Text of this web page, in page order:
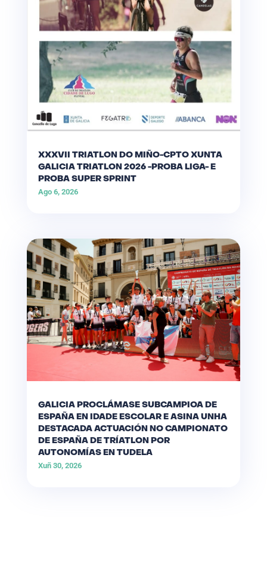
XXXVII TRIATLON DO MIÑO-CPTO XUNTA
GALICIA TRIATLON 2026 -PROBA LIGA- E
PROBA SUPER SPRINT
Ago 6, 2026
GALICIA PROCLÁMASE SUBCAMPIOA DE
ESPAÑA EN IDADE ESCOLAR E ASINA UNHA
DESTACADA ACTUACIÓN NO CAMPIONATO
DE ESPAÑA DE TRÍATLON POR
AUTONOMÍAS EN TUDELA
Xuñ 30, 2026